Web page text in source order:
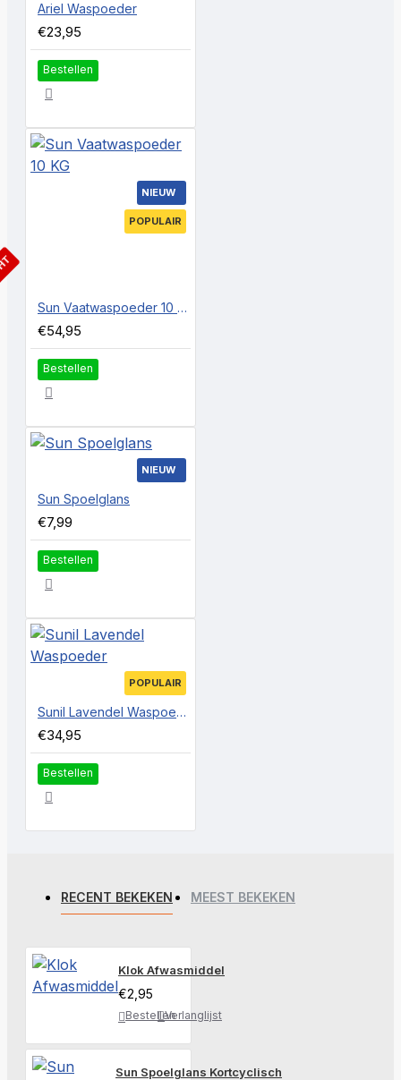
Ariel Waspoeder
€23,95
Bestellen
NIEUW
POPULAIR
Sun Vaatwaspoeder 10 KG
€54,95
Bestellen
NIEUW
Sun Spoelglans
€7,99
Bestellen
POPULAIR
Sunil Lavendel Waspoeder
€34,95
Bestellen
RECENT BEKEKEN MEEST BEKEKEN
Klok Afwasmiddel
€2,95
BestellenVerlanglijst
Sun Spoelglans Kortcyclisch